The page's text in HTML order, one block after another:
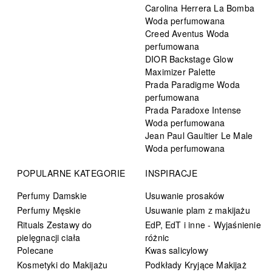
Carolina Herrera La Bomba
Woda perfumowana
Creed Aventus Woda
perfumowana
DIOR Backstage Glow
Maximizer Palette
Prada Paradigme Woda
perfumowana
Prada Paradoxe Intense
Woda perfumowana
Jean Paul Gaultier Le Male
Woda perfumowana
POPULARNE KATEGORIE
Perfumy Damskie
Perfumy Męskie
Rituals Zestawy do
pielęgnacji ciała
Polecane
Kosmetyki do Makijażu
INSPIRACJE
Usuwanie prosaków
Usuwanie plam z makijażu
EdP, EdT i inne - Wyjaśnienie
różnic
Kwas salicylowy
Podkłady Kryjące Makijaż